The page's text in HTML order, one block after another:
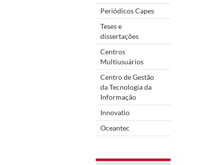
Periódicos Capes
Teses e
dissertações
Centros
Multiusuários
Centro de Gestão
da Tecnologia da
Informação
Innovatio
Oceantec